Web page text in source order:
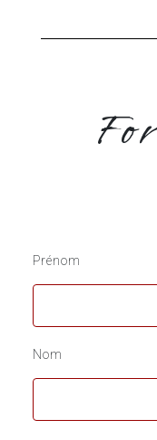
Prénom
Nom